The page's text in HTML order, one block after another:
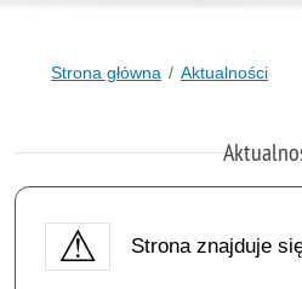
Strona główna Aktualności
Strona znajduje